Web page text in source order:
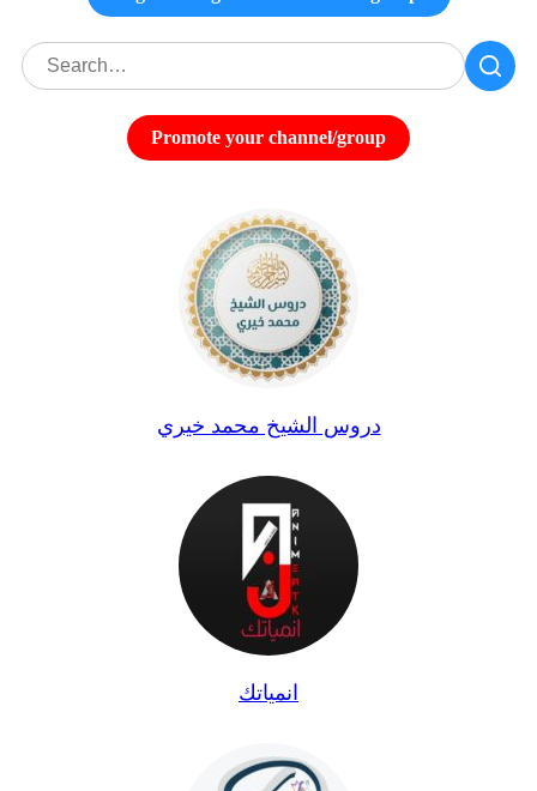
Promote your channel/group
دروس الشيخ محمد خيري
انمياتك